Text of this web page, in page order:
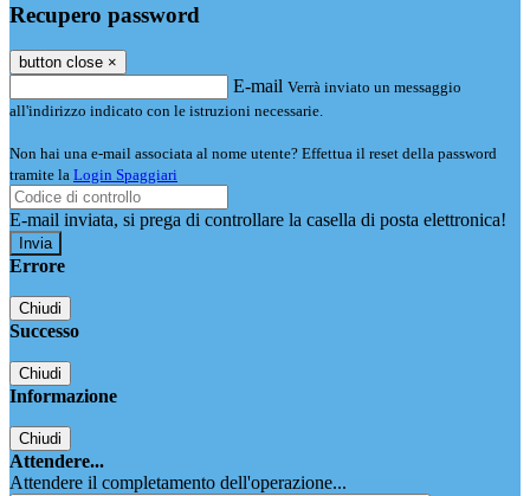
Recupero password
button close ×
E-mail Verrà inviato un messaggio
all'indirizzo indicato con le istruzioni necessarie.
Non hai una e-mail associata al nome utente? Effettua il reset della password
tramite la Login Spaggiari
E-mail inviata, si prega di controllare la casella di posta elettronica!
Errore
Chiudi
Successo
Chiudi
Informazione
Chiudi
Attendere...
Attendere il completamento dell'operazione...